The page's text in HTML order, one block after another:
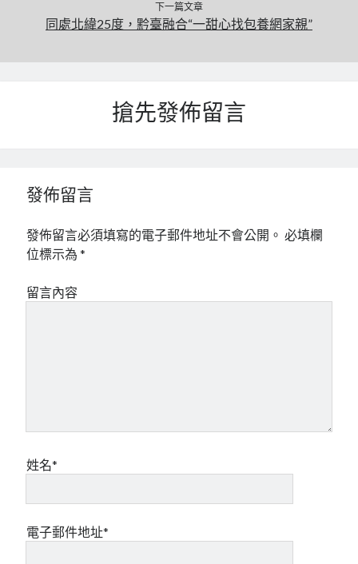
下一篇文章
同處北緯25度，黔臺融合“一甜心找包養網家親”
搶先發佈留言
發佈留言
發佈留言必須填寫的電子郵件地址不會公開。 必填欄
位標示為*
留言內容
姓名*
電子郵件地址*